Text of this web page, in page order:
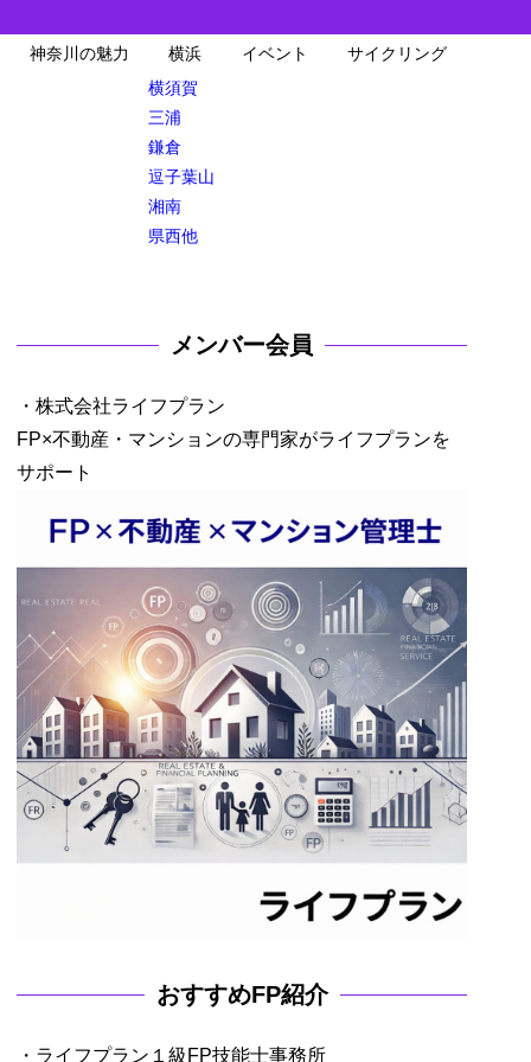
神奈川の魅力
横浜
横須賀
三浦
鎌倉
逗子葉山
湘南
県西他
イベント サイクリング
メンバー会員
・株式会社ライフプラン
FP×不動産・マンションの専門家がライフプランを
サポート
おすすめFP紹介
・ライフプラン１級FP技能士事務所